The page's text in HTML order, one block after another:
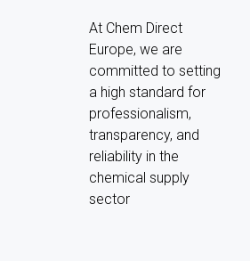
At Chem Direct
Europe, we are
committed to setting
a high standard for
professionalism,
transparency, and
reliability in the
chemical supply
sector